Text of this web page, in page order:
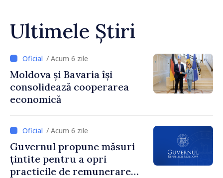
Ultimele Știri
/ Acum 6 zile
Moldova și Bavaria își
consolidează cooperarea
economică
/ Acum 6 zile
Guvernul propune măsuri
țintite pentru a opri
practicile de remunerare